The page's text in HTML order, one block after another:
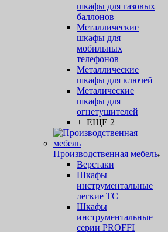
шкафы для газовых
баллонов
Металлические
шкафы для
мобильных
телефонов
Металлические
шкафы для ключей
Металические
шкафы для
огнетушителей
+ ЕЩЕ 2
Производственная мебель
Верстаки
Шкафы
инструментальные
легкие ТС
Шкафы
инструментальные
серии PROFFI